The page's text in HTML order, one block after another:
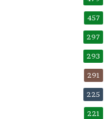
457
297
293
291
225
221